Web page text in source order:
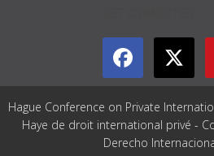
Hague Conference on Private
Haye de droit international privé -
Derecho